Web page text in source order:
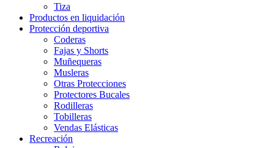
Tiza
Productos en liquidación
Protección deportiva
Coderas
Fajas y Shorts
Muñequeras
Musleras
Otras Protecciones
Protectores Bucales
Rodilleras
Tobilleras
Vendas Elásticas
Recreación